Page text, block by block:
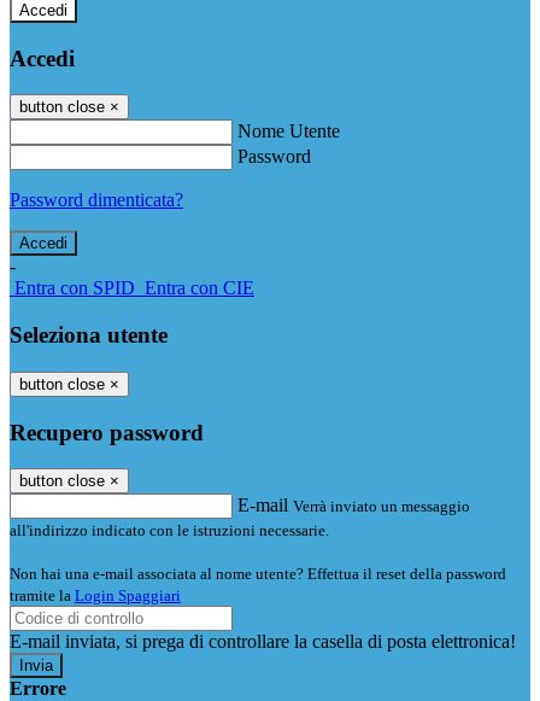
Accedi
Accedi
button close ×
Nome Utente
Password
Password dimenticata?
-
Entra con SPID Entra con CIE
Seleziona utente
button close ×
Recupero password
button close ×
E-mail Verrà inviato un messaggio
all'indirizzo indicato con le istruzioni necessarie.
Non hai una e-mail associata al nome utente? Effettua il reset della password
tramite la Login Spaggiari
E-mail inviata, si prega di controllare la casella di posta elettronica!
Errore